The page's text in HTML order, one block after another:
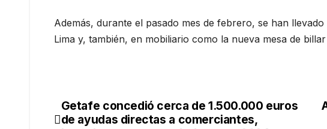
Además, durante el pasado mes de febrero, se han
Lima y, también, en mobiliario como la nueva mesa de
Getafe concedió cerca de 1.500.000 euros
de ayudas directas a comerciantes,